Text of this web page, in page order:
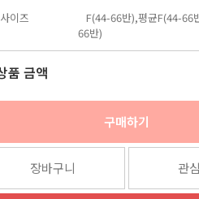
이즈
F(44-66반),평균F(44-66
66반)
품 금액
구매하기
장바구니 관